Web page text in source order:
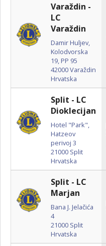
Varaždin -
LC
Varaždin
Damir Huljev,
Kolodvorska
19, PP 95
42000Varaždin
Hrvatska
Split - LC
Dioklecijan
Hotel "Park",
Hatzeov
perivoj 3
21000 Split
Hrvatska
Split - LC
Marjan
Bana J. Jelačića
4
21000 Split
Hrvatska